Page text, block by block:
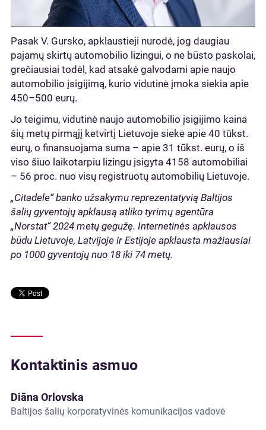
Pasak V. Gursko, apklaustieji nurodė, jog daugiau
pajamų skirtų automobilio lizingui, o ne būsto paskolai,
grečiausiai todėl, kad atsakė galvodami apie naujo
automobilio įsigijimą, kurio vidutinė įmoka siekia apie
450–500 eurų.
Jo teigimu, vidutinė naujo automobilio įsigijimo kaina
šių metų pirmąjį ketvirtį Lietuvoje siekė apie 40 tūkst.
eurų, o finansuojama suma – apie 31 tūkst. eurų, o iš
viso šiuo laikotarpiu lizingu įsigyta 4158 automobiliai
– 56 proc. nuo visų registruotų automobilių Lietuvoje.
„Citadele“ banko užsakymu reprezentatyvią Baltijos
šalių gyventojų apklausą atliko tyrimų agentūra
„Norstat“ 2024 metų gegužę. Internetinės apklausos
būdu Lietuvoje, Latvijoje ir Estijoje apklausta mažiausiai
po 1000 gyventojų nuo 18 iki 74 metų.
Kontaktinis asmuo
Diāna Orlovska
Baltijos šalių korporatyvinės komunikacijos vadovė